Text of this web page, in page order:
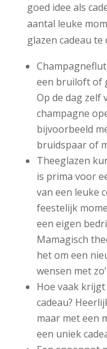
goed idee als
aantal leuke
glazen cadeau te
een bruiloft of
Op de dag zelf
champagne
bijvoorbeeld
bruidspaar of
Theeglazen
is prima voor
van een leuke
feestelijk
een eigen
Mamagisch
het om een
wensen met
Hoe vaak
cadeau?
maar met een
een uniek